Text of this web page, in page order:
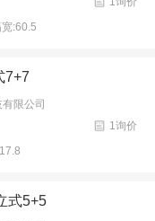
:60.5
7+7
限公司
1询价
式5+5